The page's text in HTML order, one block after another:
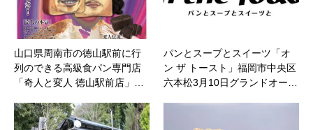
山口県周南市の徳山駅前に行
列のできる高級食パン専門店
「奇人と変人 徳山駅前店」…
パンとスープとスイーツ「オ
ン ザ トースト」福岡市中央区
六本松3月10日グランドオー…